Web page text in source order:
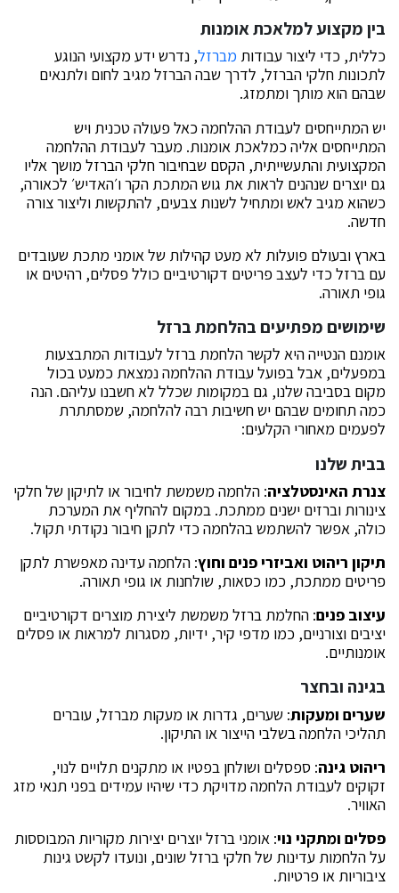
בין מקצוע למלאכת אומנות
כללית, כדי ליצור עבודות מברזל, נדרש ידע מקצועי הנוגע
לתכונות חלקי הברזל, לדרך שבה הברזל מגיב לחום ולתנאים
שבהם הוא מותך ומתמזג.
יש המתייחסים לעבודת ההלחמה כאל פעולה טכנית ויש
המתייחסים אליה כמלאכת אומנות. מעבר לעבודת ההלחמה
המקצועית והתעשייתית, הקסם שבחיבור חלקי הברזל מושך אליו
גם יוצרים שנהנים לראות את גוש המתכת הקר ו׳האדיש׳ לכאורה,
כשהוא מגיב לאש ומתחיל לשנות צבעים, להתקשות וליצור צורה
חדשה.
בארץ ובעולם פועלות לא מעט קהילות של אומני מתכת שעובדים
עם ברזל כדי לעצב פריטים דקורטיביים כולל פסלים, רהיטים או
גופי תאורה.
שימושים מפתיעים בהלחמת ברזל
אומנם הנטייה היא לקשר הלחמת ברזל לעבודות המתבצעות
במפעלים, אבל בפועל עבודת ההלחמה נמצאת כמעט בכול
מקום בסביבה שלנו, גם במקומות שכלל לא חשבנו עליהם. הנה
כמה תחומים שבהם יש חשיבות רבה להלחמה, שמסתתרת
לפעמים מאחורי הקלעים:
בבית שלנו
צנרת האינסטלציה: הלחמה משמשת לחיבור או לתיקון של חלקי
צינורות וברזים ישנים ממתכת. במקום להחליף את המערכת
כולה, אפשר להשתמש בהלחמה כדי לתקן חיבור נקודתי תקול.
תיקון ריהוט ואביזרי פנים וחוץ: הלחמה עדינה מאפשרת לתקן
פריטים ממתכת, כמו כסאות, שולחנות או גופי תאורה.
עיצוב פנים: החלמת ברזל משמשת ליצירת מוצרים דקורטיביים
יציבים וצורניים, כמו מדפי קיר, ידיות, מסגרות למראות או פסלים
אומנותיים.
בגינה ובחצר
שערים ומעקות: שערים, גדרות או מעקות מברזל, עוברים
תהליכי הלחמה בשלבי הייצור או התיקון.
ריהוט גינה: ספסלים ושולחן בפטיו או מתקנים תלויים לנוי,
זקוקים לעבודת הלחמה מדויקת כדי שיהיו עמידים בפני תנאי מזג
האוויר.
פסלים ומתקני נוי: אומני ברזל יוצרים יצירות מקוריות המבוססות
על הלחמות עדינות של חלקי ברזל שונים, ונועדו לקשט גינות
ציבוריות או פרטיות.